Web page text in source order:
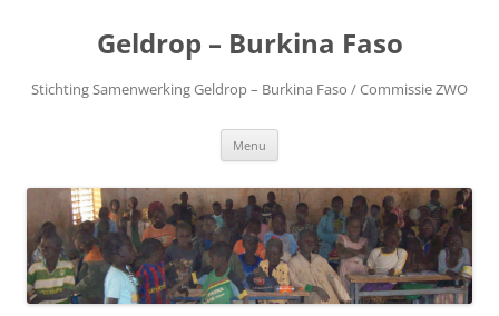
Geldrop – Burkina Faso
Stichting Samenwerking Geldrop – Burkina Faso / Commissie ZWO
Menu